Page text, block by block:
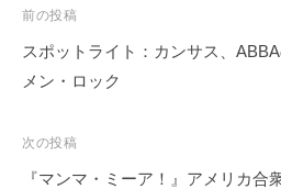
投
稿
ナ
ゲ
ー
前の投稿
スポットライト：カンサス、
メン・ロック
次の投稿
『マンマ・ミーア！』アメリカ合